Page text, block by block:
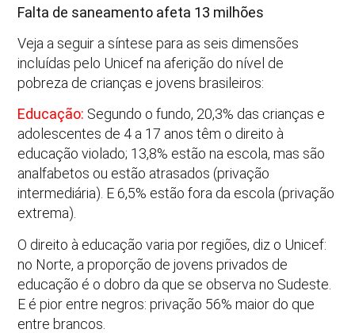
Falta de saneamento afeta 13 milhões
Veja a seguir a síntese para as seis dimensões
incluídas pelo Unicef na aferição do nível de
pobreza de crianças e jovens brasileiros:
Educação: Segundo o fundo, 20,3% das crianças e
adolescentes de 4 a 17 anos têm o direito à
educação violado; 13,8% estão na escola, mas são
analfabetos ou estão atrasados (privação
intermediária). E 6,5% estão fora da escola (privação
extrema).
O direito à educação varia por regiões, diz o Unicef:
no Norte, a proporção de jovens privados de
educação é o dobro da que se observa no Sudeste.
E é pior entre negros: privação 56% maior do que
entre brancos.